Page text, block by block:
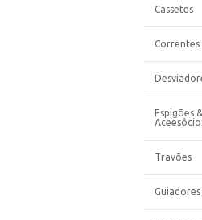
Cassetes
Correntes
Espigões &
Travões
Guiadores